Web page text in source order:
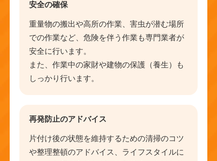
安全の確保
重量物の搬出や高所の作業、害虫が潜む場所
での作業など、危険を伴う作業も専門業者が
安全に行います。
また、作業中の家財や建物の保護（養生）も
しっかり行います。
再発防止のアドバイス
片付け後の状態を維持するための清掃のコツ
や整理整頓のアドバイス、ライフスタイルに